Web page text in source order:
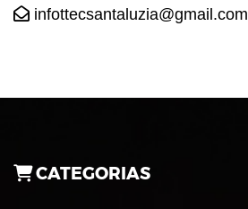
infottecsantaluzia@gmail.com
CATEGORIAS